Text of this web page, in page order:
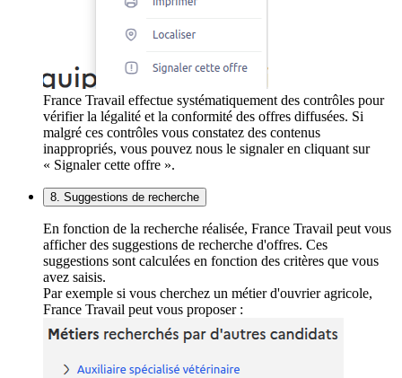
France Travail effectue systématiquement des contrôles pour
vérifier la légalité et la conformité des offres diffusées. Si
malgré ces contrôles vous constatez des contenus
inappropriés, vous pouvez nous le signaler en cliquant sur
« Signaler cette offre ».
8. Suggestions de recherche
En fonction de la recherche réalisée, France Travail peut vous
afficher des suggestions de recherche d'offres. Ces
suggestions sont calculées en fonction des critères que vous
avez saisis.
Par exemple si vous cherchez un métier d'ouvrier agricole,
France Travail peut vous proposer :